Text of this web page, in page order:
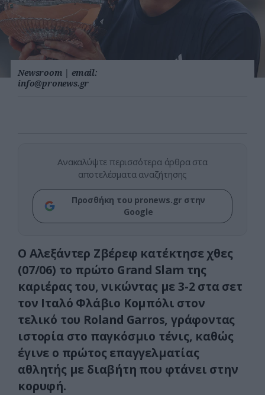
Newsroom | email:
info@pronews.gr
Ανακαλύψτε περισσότερα άρθρα στα
αποτελέσματα αναζήτησης
Προσθήκη του pronews.gr στην
Google
Ο Αλεξάντερ Ζβέρεφ κατέκτησε χθες
(07/06) το πρώτο Grand Slam της
καριέρας του, νικώντας με 3-2 στα σετ
τον Ιταλό Φλάβιο Κομπόλι στον
τελικό του Roland Garros, γράφοντας
ιστορία στο παγκόσμιο τένις, καθώς
έγινε ο πρώτος επαγγελματίας
αθλητής με διαβήτη που φτάνει στην
κορυφή.